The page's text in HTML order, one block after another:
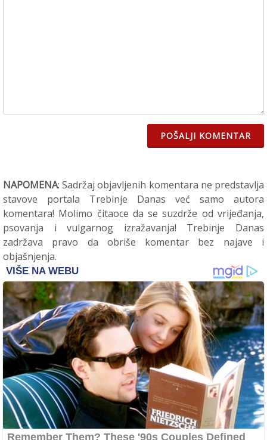
POŠALJI KOMENTAR
NAPOMENA: Sadržaj objavljenih komentara ne predstavlja
stavove portala Trebinje Danas već samo autora
komentara! Molimo čitaoce da se suzdrže od vrijeđanja,
psovanja i vulgarnog izražavanja! Trebinje Danas
zadržava pravo da obriše komentar bez najave i
objašnjenja.